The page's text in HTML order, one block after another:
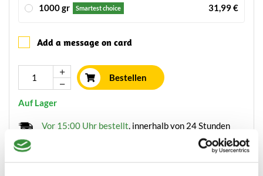
1000 gr Smartest choice 31,99 €
Add a message on card
Bestellen
Auf Lager
Vor 15:00 Uhr bestellt, innerhalb von 24 Stunden
Käse frisch geschnitten